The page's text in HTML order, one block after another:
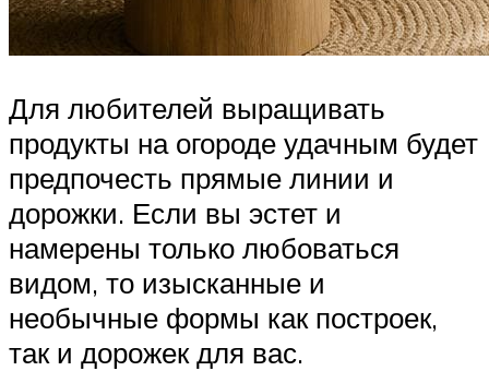
Для любителей выращивать
продукты на огороде удачным будет
предпочесть прямые линии и
дорожки. Если вы эстет и
намерены только любоваться
видом, то изысканные и
необычные формы как построек,
так и дорожек для вас.